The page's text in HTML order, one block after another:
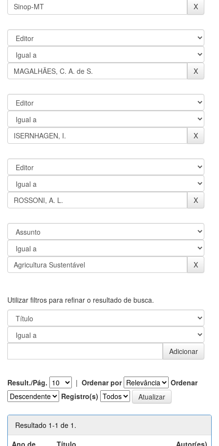
Utilizar filtros para refinar o resultado de busca.
Result./Pág. | Ordenar por
Ordenar
Registro(s)
Resultado 1-1 de 1.
Ano de
Título Autor(es)